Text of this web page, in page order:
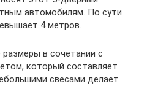
автомобилям. По сути
4 метров.
в сочетании с
который составляет
свесами делает